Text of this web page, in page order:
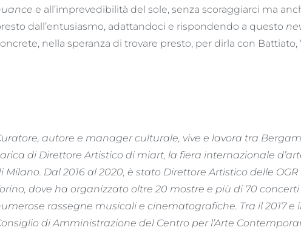
e all’imprevedibilità del sole, senza scoraggiarci ma
dall’entusiasmo, adattandoci e rispondendo a questo
nella speranza di trovare presto, per dirla con Battiato,
autore e manager culturale, vive e lavora tra
di Direttore Artistico di miart, la fiera internazionale
Milano. Dal 2016 al 2020, è stato Direttore Artistico delle
dove ha organizzato oltre 20 mostre e più di 70
rassegne musicali e cinematografiche. Tra il 2017
di Amministrazione del Centro per l’Arte